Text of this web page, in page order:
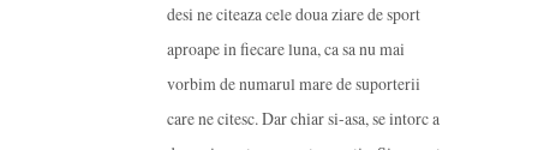
desi ne citeaza cele doua ziare de sport
aproape in fiecare luna, ca sa nu mai
vorbim de numarul mare de suporterii
care ne citesc. Dar chiar si-asa, se intorc a